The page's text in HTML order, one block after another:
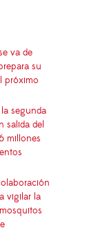
va de
su
próximo
segunda
salida del
millones
vigilar la